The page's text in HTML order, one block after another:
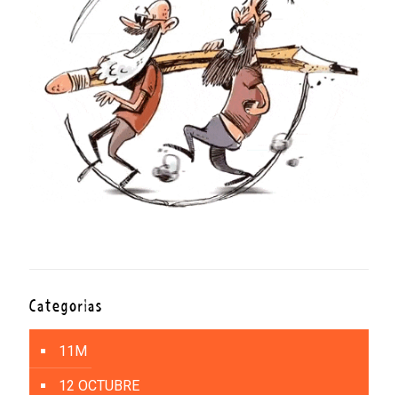
Categorías
11M
12 OCTUBRE